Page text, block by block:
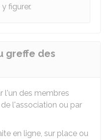
figurer.
greffe des
l'un des membres
l'association ou par
en ligne, sur place ou